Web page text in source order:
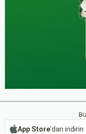
App Store'dan indirin